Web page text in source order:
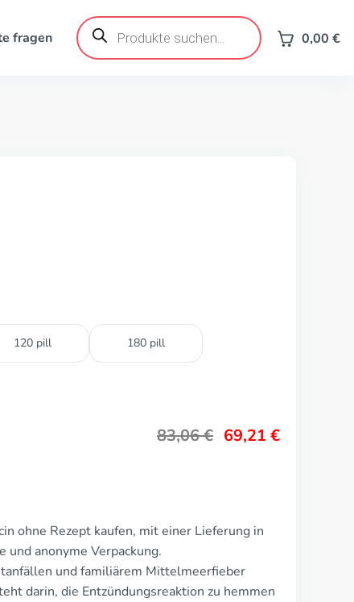
fragen
Products
search 0,00 €
120 pill 180 pill
83,06€ 69,21 €
ohne Rezept kaufen, mit einer Lieferung in
und anonyme Verpackung.
und familiärem Mittelmeerfieber
darin, die Entzündungsreaktion zu hemmen